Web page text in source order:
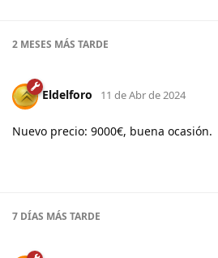
2 MESES MÁS TARDE
Eldelforo 11 de Abr de 2024
Nuevo precio: 9000€, buena ocasión.
7 DÍAS MÁS TARDE